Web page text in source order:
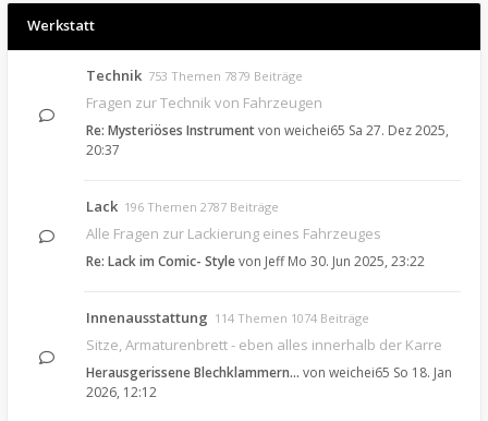
Werkstatt
Technik 753 Themen 7879 Beiträge
Fragen zur Technik von Fahrzeugen
Re: Mysteriöses Instrumentvon weichei65 Sa 27. Dez 2025,
20:37
Lack 196 Themen 2787 Beiträge
Alle Fragen zur Lackierung eines Fahrzeuges
Re: Lack im Comic- Stylevon Jeff Mo 30. Jun 2025, 23:22
Innenausstattung 114 Themen 1074 Beiträge
Sitze, Armaturenbrett - eben alles innerhalb der Karre
Herausgerissene Blechklammern… von weichei65 So 18. Jan
2026, 12:12